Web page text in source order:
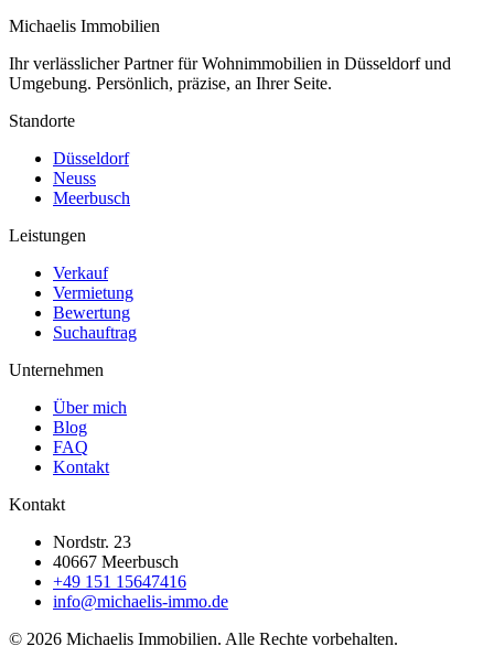
Michaelis Immobilien
Ihr verlässlicher Partner für Wohnimmobilien in Düsseldorf und
Umgebung. Persönlich, präzise, an Ihrer Seite.
Standorte
Düsseldorf
Neuss
Meerbusch
Leistungen
Verkauf
Vermietung
Bewertung
Suchauftrag
Unternehmen
Über mich
Blog
FAQ
Kontakt
Kontakt
Nordstr. 23
40667 Meerbusch
+49 151 15647416
info@michaelis-immo.de
© 2026 Michaelis Immobilien. Alle Rechte vorbehalten.